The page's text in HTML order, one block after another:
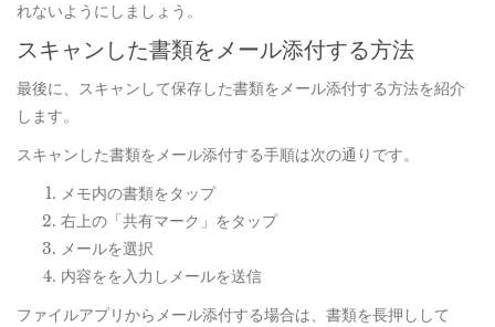
れないようにしましょう。
スキャンした書類をメール添付する方法
最後に、スキャンして保存した書類をメール添付する方法を紹介
します。
スキャンした書類をメール添付する手順は次の通りです。
メモ内の書類をタップ
右上の「共有マーク」をタップ
メールを選択
内容をを入力しメールを送信
ファイルアプリからメール添付する場合は、書類を長押しして